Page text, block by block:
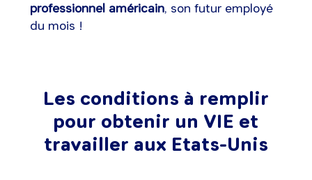
professionnel américain, son futur employé
du mois !
Les conditions à remplir
pour obtenir un VIE et
travailler aux Etats-Unis